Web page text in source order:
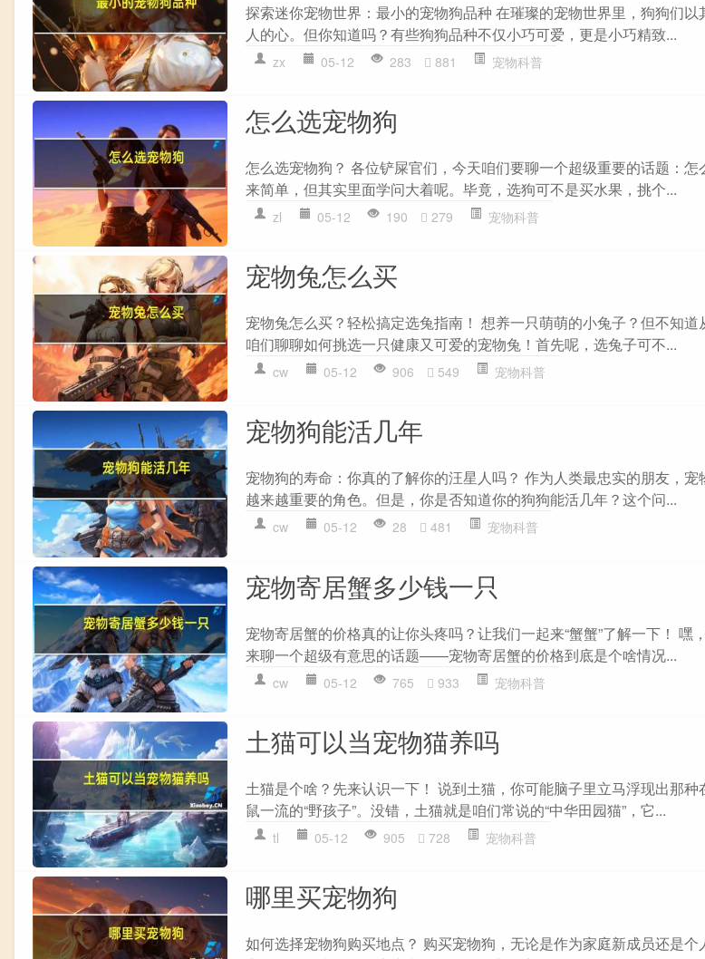
探索迷你宠物世界：最小的宠物狗品种 在璀璨的宠物世界里，狗狗们
人的心。但你知道吗？有些狗狗品种不仅小巧可爱，更是小巧精致...
zx 05-12 283 881 宠物科普
怎么选宠物狗
怎么选宠物狗？ 各位铲屎官们，今天咱们要聊一个超级重要的话题：
来简单，但其实里面学问大着呢。毕竟，选狗可不是买水果，挑个...
zl 05-12 190 279 宠物科普
宠物兔怎么买
宠物兔怎么买？轻松搞定选兔指南！ 想养一只萌萌的小兔子？但不知
咱们聊聊如何挑选一只健康又可爱的宠物兔！首先呢，选兔子可不...
cw 05-12 906 549 宠物科普
宠物狗能活几年
宠物狗的寿命：你真的了解你的汪星人吗？ 作为人类最忠实的朋友，
越来越重要的角色。但是，你是否知道你的狗狗能活几年？这个问...
cw 05-12 28 481 宠物科普
宠物寄居蟹多少钱一只
宠物寄居蟹的价格真的让你头疼吗？让我们一起来“蟹蟹”了解一下！ 嘿
来聊一个超级有意思的话题——宠物寄居蟹的价格到底是个啥情况...
cw 05-12 765 933 宠物科普
土猫可以当宠物猫养吗
土猫是个啥？先来认识一下！ 说到土猫，你可能脑子里立马浮现出那
鼠一流的“野孩子”。没错，土猫就是咱们常说的“中华田园猫”，它...
tl 05-12 905 728 宠物科普
哪里买宠物狗
如何选择宠物狗购买地点？ 购买宠物狗，无论是作为家庭新成员还是